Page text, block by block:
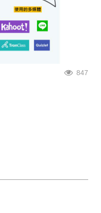
847